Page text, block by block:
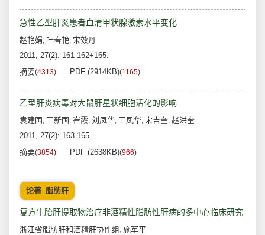
急性乙型肝炎患者血清甲状腺激素水平变化
赵艳娟, 叶春艳, 宋效丹
2011, 27(2): 161-162+165.
摘要(4313) PDF (2914KB)(1165)
乙型肝炎病毒对大鼠肝星状细胞活化的影响
袁建国 , 王新国 , 崔霞, 刘凤华, 王凤华, 宋吉奎, 赵洪奎
2011, 27(2): 163-165.
摘要(3854) PDF (2638KB)(966)
论著_脂肪肝
复方牛胎肝提取物治疗非酒精性脂肪性肝病的多中心临床研究
浙江省脂肪肝和酒精肝协作组 , 施军平